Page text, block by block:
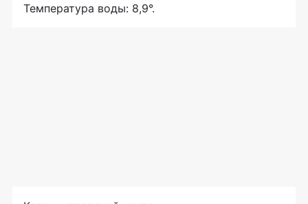
Температура воды: 8,9°.